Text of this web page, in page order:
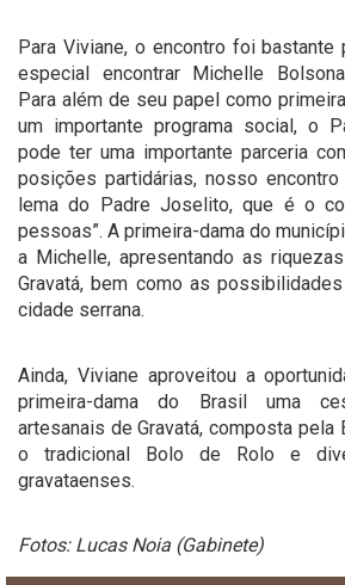
Para Viviane, o encontro foi bastante
especial encontrar Michelle
Para além de seu papel como
um importante programa social, o
pode ter uma importante parceria
posições partidárias, nosso
lema do Padre Joselito, que é o
pessoas”. A primeira-dama do
a Michelle, apresentando as
Gravatá, bem como as
cidade serrana.
Ainda, Viviane aproveitou a
primeira-dama do Brasil uma
artesanais de Gravatá, composta pela
o tradicional Bolo de Rolo e
gravataenses.
Fotos: Lucas Noia (Gabinete)